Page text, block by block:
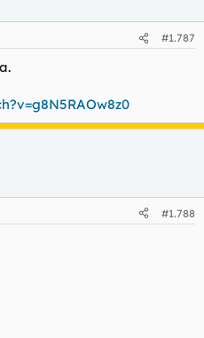
#1.787
#1.788